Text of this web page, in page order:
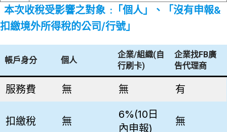
本次收稅受影響之對象 :「個人」、「沒有申報&
扣繳境外所得稅的公司/行號」
帳戶身分 個人
企業/組織(自
行刷卡)
企業找FB廣
告代理商
服務費 無 無 有
扣繳稅 無
6%(10日
內申報)
無